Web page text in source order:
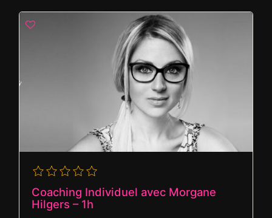
Coaching Individuel avec Morgane
Hilgers – 1h